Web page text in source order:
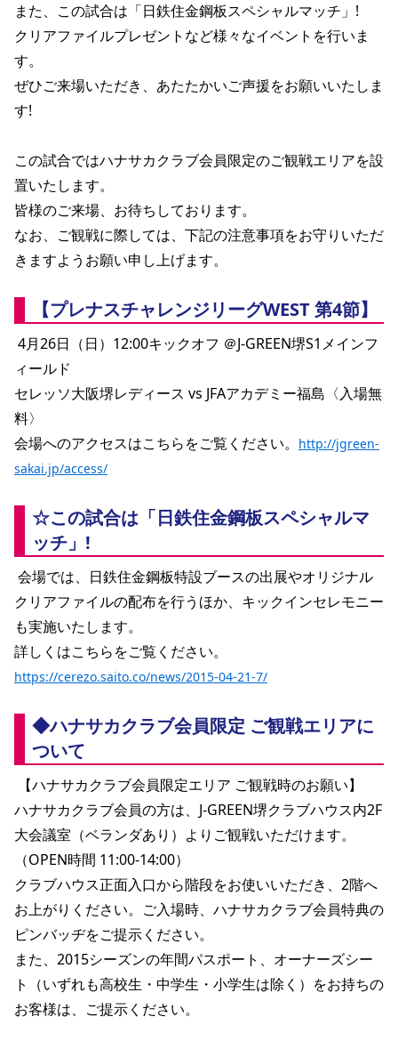
よくある質問
関連団体/施設
長居公園 セレッソフットサルパーク
セレッソフットサルパーク長居
セレッソスポーツパーク舞洲
セレッソ大阪アカデミー
子供のサッカースクール
大人のサッカースクール
その他スポーツクラブ
また、この試合は「日鉄住金鋼板スペシャルマッチ」!
クリアファイルプレゼントなど様々なイベントを行いま
す。
ぜひご来場いただき、あたたかいご声援をお願いいたしま
す!
この試合ではハナサカクラブ会員限定のご観戦エリアを設
置いたします。
皆様のご来場、お待ちしております。
なお、ご観戦に際しては、下記の注意事項をお守りいただ
きますようお願い申し上げます。
【プレナスチャレンジリーグWEST 第4節】
ィールド
セレッソ大阪堺レディース vs JFAアカデミー福島〈入場無
料〉
会場へのアクセスはこちらをご覧ください。
http://jgreen-
sakai.jp/access/
☆この試合は「日鉄住金鋼板スペシャルマ
ッチ」!
クリアファイルの配布を行うほか、キックインセレモニー
も実施いたします。
詳しくはこちらをご覧ください。
https://cerezo.saito.co/news/2015-04-21-7/
◆ハナサカクラブ会員限定 ご観戦エリアに
ついて
【ハナサカクラブ会員限定エリア ご観戦時のお願い】
ハナサカクラブ会員の方は、J-GREEN堺クラブハウス内2F
大会議室（ベランダあり）よりご観戦いただけます。
（OPEN時間 11:00-14:00）
クラブハウス正面入口から階段をお使いいただき、2階へ
お上がりください。ご入場時、ハナサカクラブ会員特典の
ピンバッヂをご提示ください。
また、2015シーズンの年間パスポート、オーナーズシー
ト（いずれも高校生・中学生・小学生は除く）をお持ちの
お客様は、ご提示ください。